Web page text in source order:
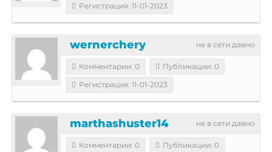
Регистрация: 11-01-2023
не в сети давно
wernerchery
Комментарии: 0
Публикации: 0
Регистрация: 11-01-2023
не в сети давно
marthashuster14
Комментарии: 0
Публикации: 0